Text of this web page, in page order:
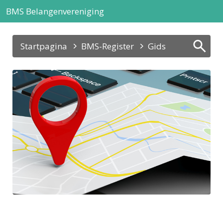
BMS Belangenvereniging
Startpagina BMS-Register Gids